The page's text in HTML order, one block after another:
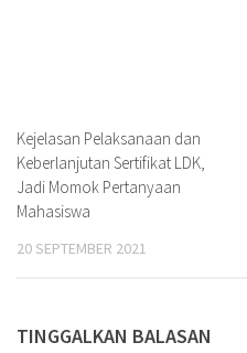
Kejelasan Pelaksanaan dan
Keberlanjutan Sertifikat LDK,
Jadi Momok Pertanyaan
Mahasiswa
20 SEPTEMBER 2021
TINGGALKAN BALASAN